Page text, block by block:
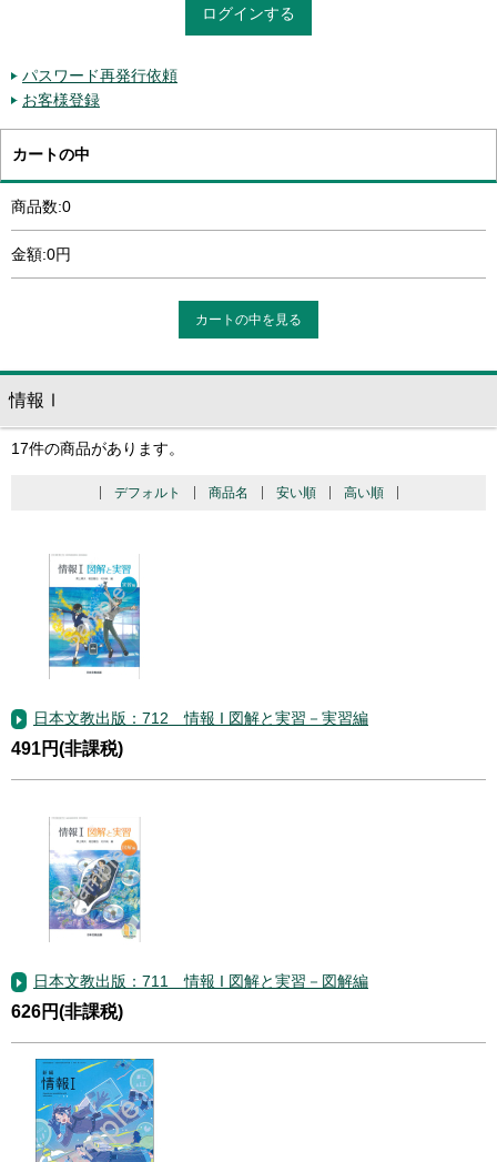
パスワード再発行依頼
お客様登録
カートの中
商品数:0
金額:0円
カートの中を見る
情報Ⅰ
17件の商品があります。
デフォルト 商品名 安い順 高い順
日本文教出版：712 情報 I 図解と実習－実習編
491円(非課税)
日本文教出版：711 情報 I 図解と実習－図解編
626円(非課税)